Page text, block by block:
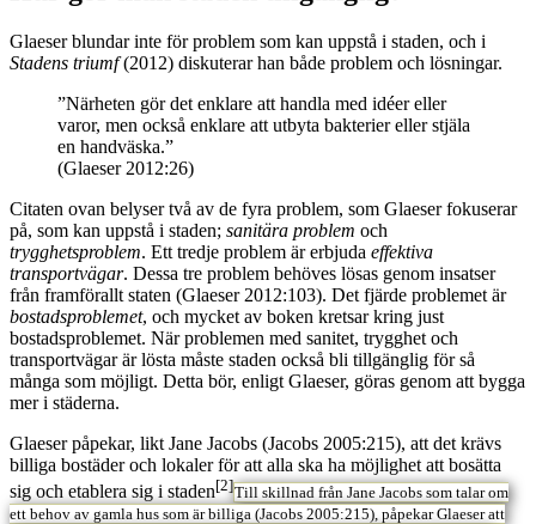
Glaeser blundar inte för problem som kan uppstå i staden, och i
Stadens triumf(2012) diskuterar han både problem och lösningar.
”Närheten gör det enklare att handla med idéer eller
varor, men också enklare att utbyta bakterier eller stjäla
en handväska.”
(Glaeser 2012:26)
Citaten ovan belyser två av de fyra problem, som Glaeser fokuserar
på, som kan uppstå i staden; sanitära problem och
trygghetsproblem. Ett tredje problem är erbjuda effektiva
transportvägar. Dessa tre problem behöves lösas genom insatser
från framförallt staten (Glaeser 2012:103). Det fjärde problemet är
bostadsproblemet, och mycket av boken kretsar kring just
bostadsproblemet. När problemen med sanitet, trygghet och
transportvägar är lösta måste staden också bli tillgänglig för så
många som möjligt. Detta bör, enligt Glaeser, göras genom att bygga
mer i städerna.
Glaeser påpekar, likt Jane Jacobs (Jacobs 2005:215), att det krävs
billiga bostäder och lokaler för att alla ska ha möjlighet att bosätta
sig och etablera sig i staden[2]Till skillnad från Jane Jacobs som talar om
ett behov av gamla hus som är billiga (Jacobs 2005:215), påpekar Glaeser att